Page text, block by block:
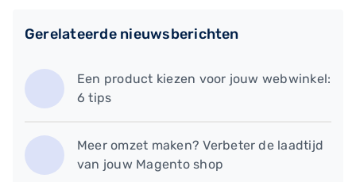
Gerelateerde nieuwsberichten
​Een product kiezen voor jouw webwinkel:
6 tips
Meer omzet maken? Verbeter de laadtijd
van jouw Magento shop